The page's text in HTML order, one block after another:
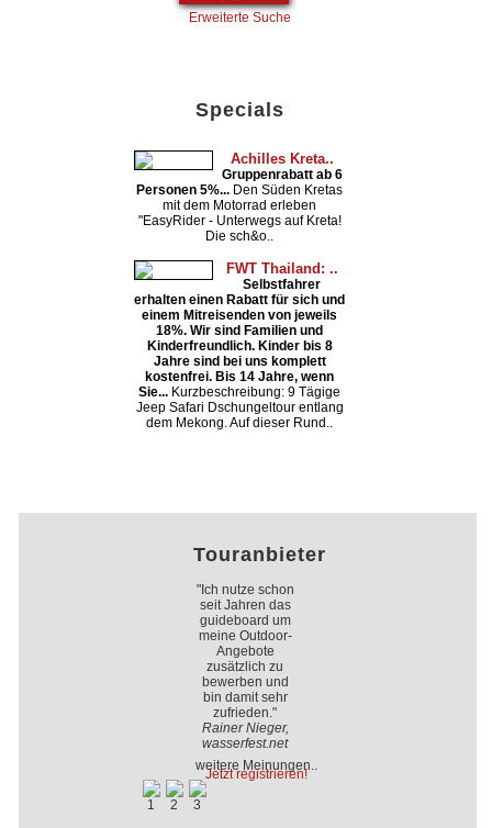
Erweiterte Suche
Specials
Achilles Kreta..
Gruppenrabatt ab 6
Personen 5%... Den Süden Kretas
mit dem Motorrad erleben
"EasyRider - Unterwegs auf Kreta!
Die sch&o..
FWT Thailand: ..
Selbstfahrer
erhalten einen Rabatt für sich und
einem Mitreisenden von jeweils
18%. Wir sind Familien und
Kinderfreundlich. Kinder bis 8
Jahre sind bei uns komplett
kostenfrei. Bis 14 Jahre, wenn
Sie... Kurzbeschreibung: 9 Tägige
Jeep Safari Dschungeltour entlang
dem Mekong. Auf dieser Rund..
Touranbieter
"Ich nutze schon
seit Jahren das
guideboard um
meine Outdoor-
Angebote
zusätzlich zu
bewerben und
bin damit sehr
zufrieden."
Rainer Nieger,
wasserfest.net
Jetzt registrieren!
weitere Meinungen..